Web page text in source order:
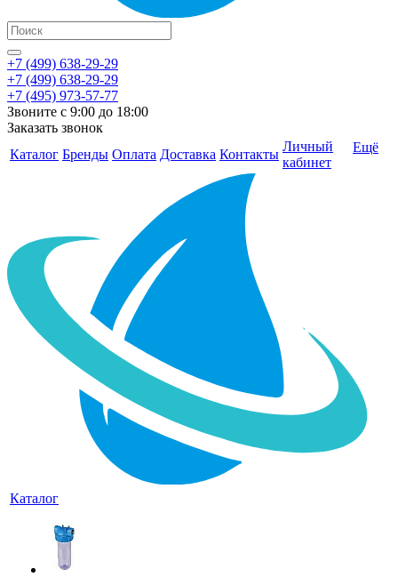
+7 (499) 638-29-29
+7 (499) 638-29-29
+7 (495) 973-57-77
Звоните с 9:00 до 18:00
Заказать звонок
Каталог Бренды Оплата Доставка Контакты
Личный
кабинет
Ещё
Каталог